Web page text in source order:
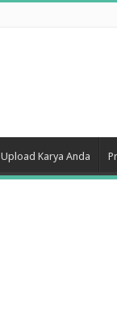
Upload Karya Anda